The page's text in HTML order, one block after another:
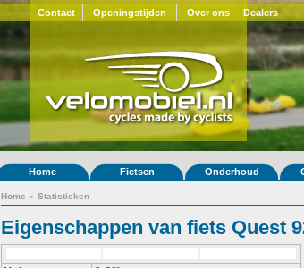
Contact Openingstijden Over ons Dealers
Home Fietsen Onderhoud
Home » Statistieken
Eigenschappen van fiets Quest